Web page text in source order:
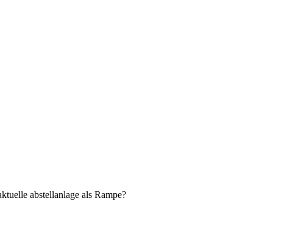
abstellanlage als Rampe?